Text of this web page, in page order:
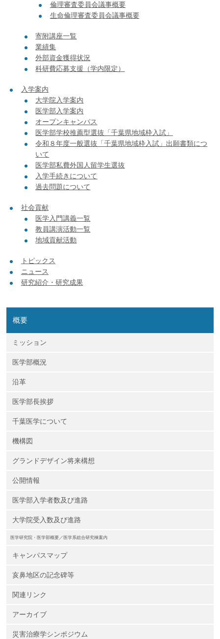
倫理審査委員会議事概要
生命倫理審査委員会議事概要
寄附講座一覧
業績集
外部資金獲得状況
科研費応募支援（学内限定）
入学案内
大学院入学案内
医学部入学案内
オープンキャンパス
医学部学校推薦型選抜「千葉県地域枠入試」
令和８年度一般選抜「千葉県地域枠入試」出願書類につ
いて
医学部私費外国人留学生選抜
入学手続きについて
過去問題について
社会貢献
医学入門講義一覧
教員講演活動一覧
地域貢献活動
トピックス
ニュース
研究紹介・研究成果
概要
ミッション
医学部概況
沿革
医学部長挨拶
千葉医学について
機構図
グランドデザイン将来構想
公開情報
医学部入学者数及び進路
大学院受入数及び進路
医学研究院・医学部概要／医学系総合研究棟案内
キャンパスマップ
亥鼻地区の記念碑等
関連リンク
アーカイブ
災害治療学シンポジウム